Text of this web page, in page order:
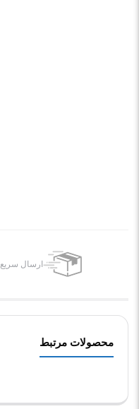
ارسال سریع
محصولات مرتبط